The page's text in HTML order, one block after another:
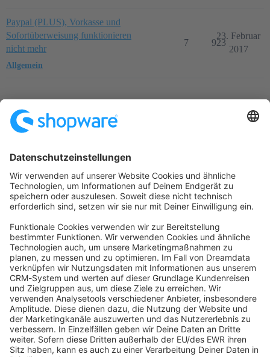
Paypal (PLUS), Vorkasse und
Sofortüberweisung funktionieren
nicht mehr
Allgemein
7 923
23. Februar
2017
Datenschutzerklärung
Angetrieben vonDiscourse, beste Erfahrung mit aktiviertem
community@shopware.com
Company
Newsletter